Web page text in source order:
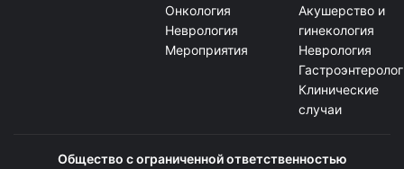
Онкология
Неврология
Мероприятия
Акушерство и
гинекология
Неврология
Клинические
случаи
Общество с ограниченной ответственностью